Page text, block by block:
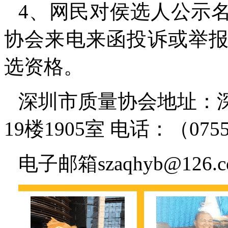
4、网民对侯选人公示
协会来电来函投诉或举
选资格。
深圳市质量协会地址：
19楼1905室 电话：（
电子邮箱